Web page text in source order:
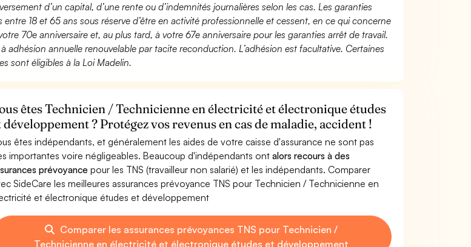
d’un capital, d’une rente ou d’indemnités journalières selon les cas. Les garanties
entre 18 et 65 ans sous réserve d’être en activité professionnelle et cessent, en ce qui concerne
70e anniversaire et, au plus tard, à votre 67e anniversaire pour les garanties arrêt de travail.
à adhésion annuelle renouvelable par tacite reconduction. L’adhésion est facultative. Certaines
sont éligibles à la Loi Madelin.
êtes Technicien / Technicienne en électricité et électronique études
développement ? Protégez vos revenus en cas de maladie, accident !
êtes indépendants, et généralement les aides de votre caisse d'assurance ne sont pas
importantes voire négligeables. Beaucoup d'indépendants ont alors recours à des
prévoyancepour les TNS (travailleur non salarié) et les indépendants. Comparer
SideCare les meilleures assurances prévoyance TNS pour Technicien / Technicienne en
et électronique études et développement
Comparer les assurances prévoyances TNS pour Technicien /
Technicienne en électricité et électronique études et développement